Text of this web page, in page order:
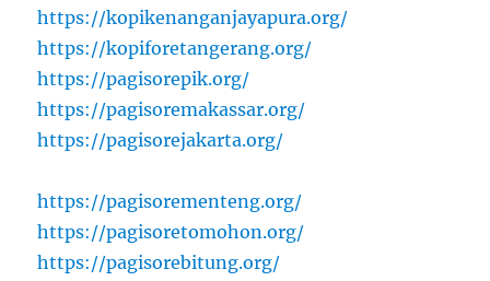
https://kopikenanganjayapura.org/
https://kopiforetangerang.org/
https://pagisorepik.org/
https://pagisoremakassar.org/
https://pagisorejakarta.org/
https://pagisorementeng.org/
https://pagisoretomohon.org/
https://pagisorebitung.org/